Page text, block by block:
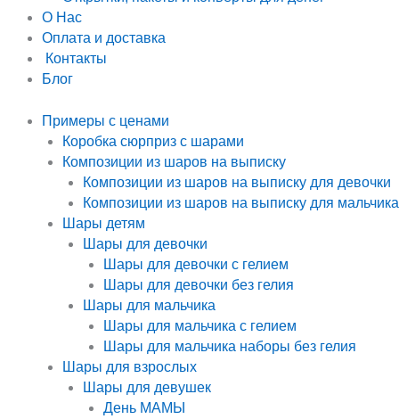
О Нас
Оплата и доставка
Контакты
Блог
Примеры с ценами
Коробка сюрприз с шарами
Композиции из шаров на выписку
Композиции из шаров на выписку для девочки
Композиции из шаров на выписку для мальчика
Шары детям
Шары для девочки
Шары для девочки с гелием
Шары для девочки без гелия
Шары для мальчика
Шары для мальчика с гелием
Шары для мальчика наборы без гелия
Шары для взрослых
Шары для девушек
День МАМЫ